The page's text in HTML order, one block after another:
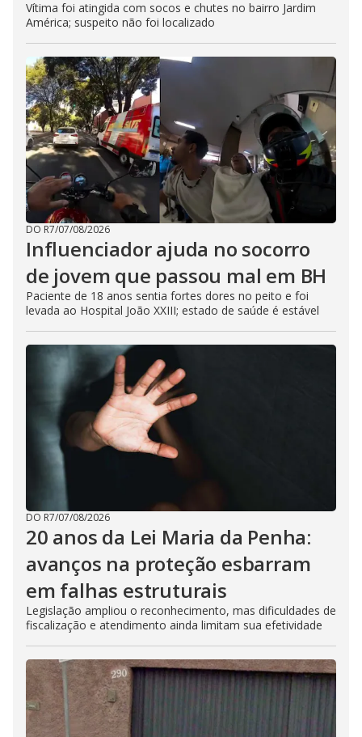
Vítima foi atingida com socos e chutes no bairro Jardim
América; suspeito não foi localizado
DO R7/07/08/2026
Influenciador ajuda no socorro
de jovem que passou mal em BH
Paciente de 18 anos sentia fortes dores no peito e foi
levada ao Hospital João XXIII; estado de saúde é estável
DO R7/07/08/2026
20 anos da Lei Maria da Penha:
avanços na proteção esbarram
em falhas estruturais
Legislação ampliou o reconhecimento, mas dificuldades de
fiscalização e atendimento ainda limitam sua efetividade